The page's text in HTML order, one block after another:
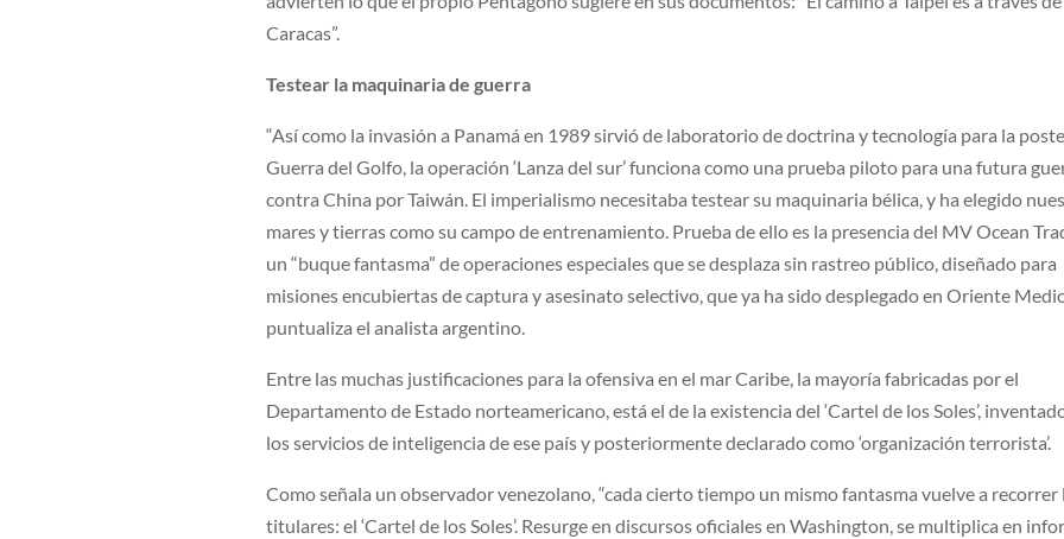
Caracas”.
Testear la maquinaria de guerra
“Así como la invasión a Panamá en 1989 sirvió de laboratorio de doctrina y tecnología para la
Guerra del Golfo, la operación ‘Lanza del sur’ funciona como una prueba piloto para una futura
contra China por Taiwán. El imperialismo necesitaba testear su maquinaria bélica, y ha elegido
mares y tierras como su campo de entrenamiento. Prueba de ello es la presencia del MV Ocean
un “buque fantasma” de operaciones especiales que se desplaza sin rastreo público, diseñado para
misiones encubiertas de captura y asesinato selectivo, que ya ha sido desplegado en Oriente
puntualiza el analista argentino.
Entre las muchas justificaciones para la ofensiva en el mar Caribe, la mayoría fabricadas por el
Departamento de Estado norteamericano, está el de la existencia del ‘Cartel de los Soles’,
los servicios de inteligencia de ese país y posteriormente declarado como ‘organización terrorista’.
Como señala un observador venezolano, “cada cierto tiempo un mismo fantasma vuelve a recorrer
titulares: el ‘Cartel de los Soles’. Resurge en discursos oficiales en Washington, se multiplica en